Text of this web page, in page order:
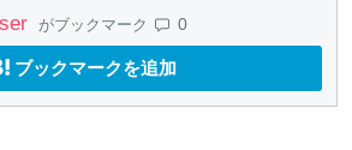
がブックマーク 0
ブックマークを追加